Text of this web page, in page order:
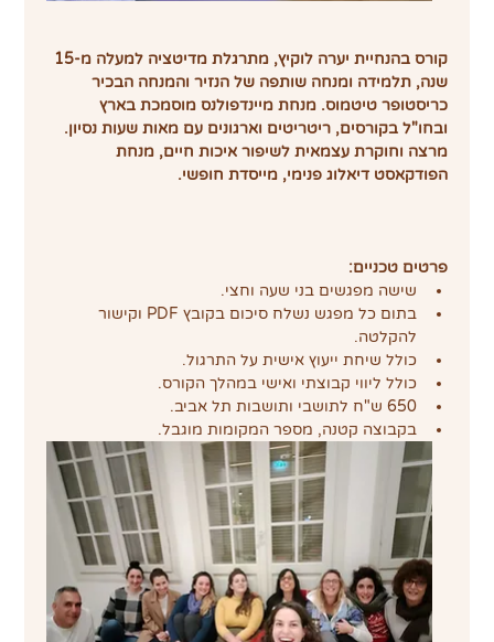
שנה, תלמידה ומנחה שותפה של הנזיר והמנחה הבכיר
כריסטופר טיטמוס. מנחת מיינדפולנס מוסמכת בארץ
ובחו"ל בקורסים, ריטריטים וארגונים עם מאות שעות נסיון.
מרצה וחוקרת עצמאית לשיפור איכות חיים, מנחת
הפודקאסט דיאלוג פנימי, מייסדת חופשי.
פרטים טכניים:
שישה מפגשים בני שעה וחצי.
בתום כל מפגש נשלח סיכום בקובץ PDF וקישור
להקלטה.
כולל שיחת ייעוץ אישית על התרגול.
כולל ליווי קבוצתי ואישי במהלך הקורס.
650 ש"ח לתושבי ותושבות תל אביב.
בקבוצה קטנה, מספר המקומות מוגבל.